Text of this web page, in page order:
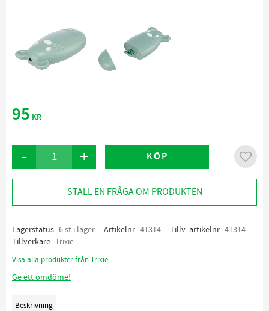
95 KR
+
- KÖP Lägg
STÄLL EN FRÅGA OM PRODUKTEN
Lagerstatus 6 st i lager Artikelnr 41314 Tillv. artikelnr 41314
Tillverkare Trixie
Visa alla produkter från Trixie
Ge ett omdöme!
Beskrivning